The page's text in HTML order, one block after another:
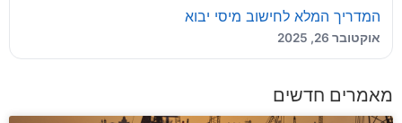
המדריך המלא לחישוב מיסי יבוא
אוקטובר 26, 2025
מאמרים חדשים